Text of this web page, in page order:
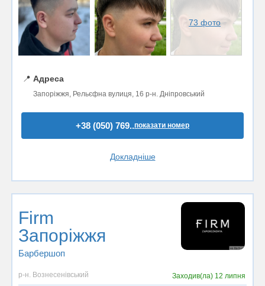
73 фото
📍 Адреса
Запоріжжя, Рельєфна вулиця, 16 р-н. Дніпровський
+38 (050) 769..показати номер
Докладніше
Firm
Запоріжжя
Барбершоп
р-н. Вознесенівський Заходив(ла) 12 липня